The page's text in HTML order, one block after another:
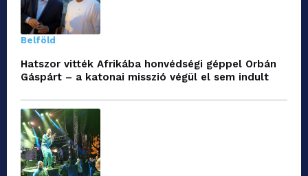
Belföld
Hatszor vitték Afrikába honvédségi géppel Orbán
Gáspárt – a katonai misszió végül el sem indult